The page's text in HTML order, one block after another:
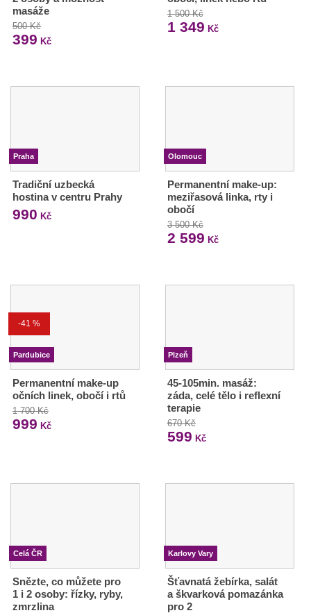
masáže
500 Kč
399 Kč
1 500 Kč
1 349 Kč
Praha
Tradiční uzbecká
hostina v centru Prahy
990 Kč
Olomouc
Permanentní make-up:
meziřasová linka, rty i
obočí
3 500 Kč
2 599 Kč
-41 %
Pardubice
Permanentní make-up
očních linek, obočí i rtů
1 700 Kč
999 Kč
Plzeň
45-105min. masáž:
záda, celé tělo i reflexní
terapie
670 Kč
599 Kč
Celá ČR
Snězte, co můžete pro
1 i 2 osoby: řízky, ryby,
zmrzlina
Karlovy Vary
Šťavnatá žebírka, salát
a škvarková pomazánka
pro 2